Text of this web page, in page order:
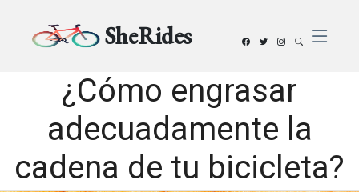
SheRides
¿Cómo engrasar
adecuadamente la
cadena de tu bicicleta?